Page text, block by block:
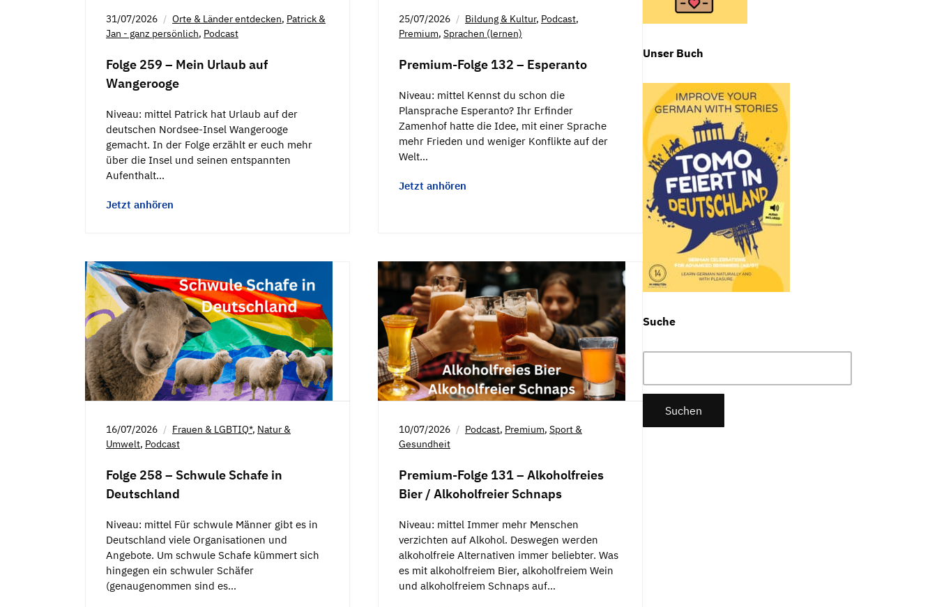
31/07/2026 Orte & Länder entdecken, Patrick &
Jan - ganz persönlich, Podcast
Folge 259 – Mein Urlaub auf
Wangerooge
Niveau: mittel Patrick hat Urlaub auf der
deutschen Nordsee-Insel Wangerooge
gemacht. In der Folge erzählt er euch mehr
über die Insel und seinen entspannten
Aufenthalt…
Jetzt anhören
25/07/2026 Bildung & Kultur, Podcast,
Premium, Sprachen (lernen)
Premium-Folge 132 – Esperanto
Niveau: mittel Kennst du schon die
Plansprache Esperanto? Ihr Erfinder
Zamenhof hatte die Idee, mit einer Sprache
mehr Frieden und weniger Konflikte auf der
Welt…
Jetzt anhören
16/07/2026 Frauen & LGBTIQ*, Natur &
Umwelt, Podcast
Folge 258 – Schwule Schafe in
Deutschland
Niveau: mittel Für schwule Männer gibt es in
Deutschland viele Organisationen und
Angebote. Um schwule Schafe kümmert sich
hingegen ein schwuler Schäfer
(genaugenommen sind es…
10/07/2026 Podcast, Premium, Sport &
Gesundheit
Premium-Folge 131 – Alkoholfreies
Bier / Alkoholfreier Schnaps
Niveau: mittel Immer mehr Menschen
verzichten auf Alkohol. Deswegen werden
alkoholfreie Alternativen immer beliebter. Was
es mit alkoholfreiem Bier, alkoholfreiem Wein
und alkoholfreiem Schnaps auf…
Unser Buch
Suche